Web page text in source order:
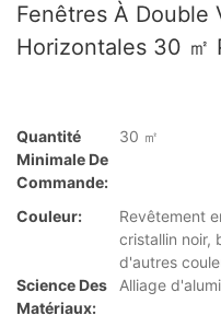
Fenêtres À Double
Horizontales 30 ㎡
Quantité
Minimale De
Commande:
30 ㎡
Couleur:
Revêtement
cristallin noir,
d'autres
Science Des
Matériaux:
Alliage